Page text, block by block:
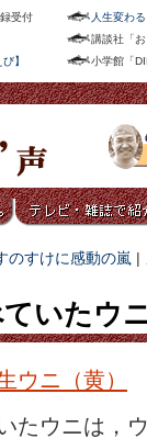
受付
】
人生変わ
講談社「
小学館「
のすけに感動の嵐 |
いたウ
ウニ（黄）
たウニは，